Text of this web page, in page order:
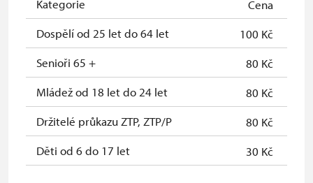
Jednorázové vstupenky vydané NPÚ
zdarma
Průkaz zaměstnance NPÚ (+ až 3
rodinní příslušníci)
zdarma
Průkaz Náš člověk*
zdarma
*Platí pouze pro jednu osobu
(držitele průkazu)
Kategorie
Cena
Dospělí od 25 let do 64 let
100 Kč
Senioři 65 +
80 Kč
Mládež od 18 let do 24 let
80 Kč
Držitelé průkazu ZTP, ZTP/P
80 Kč
Děti od 6 do 17 let
30 Kč